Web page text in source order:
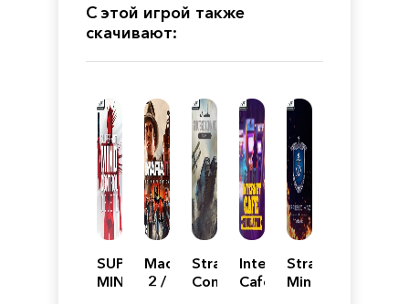
С этой игрой также
скачивают:
SUPERHOT:
MIND
Мафия
2 /
Strategic
Command:
Internet
Cafe
Strategic
Mind: